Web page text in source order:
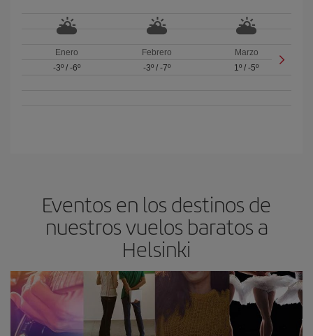
Enero
-3º/ -6º
Febrero
-3º/ -7º
Marzo
1º /-5º
Eventos en los destinos de
nuestros vuelos baratos a
Helsinki